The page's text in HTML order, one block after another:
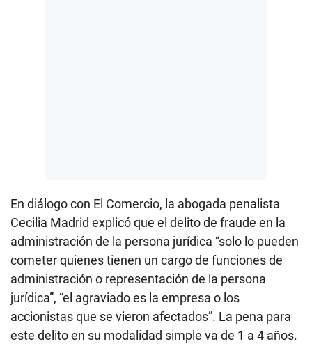
En diálogo con El Comercio, la abogada penalista
Cecilia Madrid explicó que el delito de fraude en la
administración de la persona jurídica “solo lo pueden
cometer quienes tienen un cargo de funciones de
administración o representación de la persona
jurídica”, “el agraviado es la empresa o los
accionistas que se vieron afectados”. La pena para
este delito en su modalidad simple va de 1 a 4 años.